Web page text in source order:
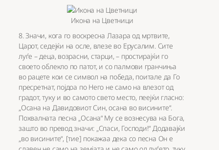
Икона на Цветници
8. Значи, кога го воскресна Лазара од мртвите,
Царот, седејќи на осле, влезе во Ерусалим. Сите
луѓе – деца, возрасни, старци, – простирајќи го
своето облекло по патот, и со палмови гранчиња
во рацете кои се символ на победа, поитале да Го
пресретнат, појдоа по Него не само на влезот од
градот, туку и во самото свето место, пеејќи гласно:
„Осана на Давидовиот Син, осана во висините“.
Похвалната песна „Осана“ Му се вознесува на Бога,
зашто во превод значи: „Спаси, Господи!“ Додавајќи
„во висините“, [тие] покажаа дека со песна Он е